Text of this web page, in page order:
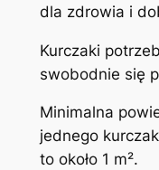
dla zdrowia i
Kurczaki
swobodnie się
Minimalna
jednego
to około 1 m².